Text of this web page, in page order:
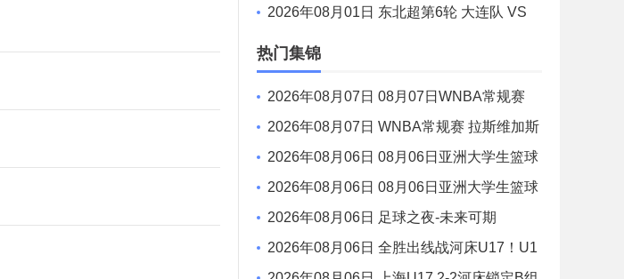
青岛海牛 全场录像
2026年08月01日 东北超第6轮 大连队 VS
鸡西队 全场录像
热门集锦
2026年08月07日 08月07日WNBA常规赛
洛杉矶火花 89 - 82 明尼苏达山猫 全场集锦
2026年08月07日 WNBA常规赛 拉斯维加斯
王牌 86 - 84 印第安纳狂热 全场集锦
2026年08月06日 08月06日亚洲大学生篮球
联赛8强赛 清华大学 85 - 81 菲律宾大学 集锦
2026年08月06日 08月06日亚洲大学生篮球
联赛8强赛 早稻田大学 78 - 71 高丽大学 集锦
2026年08月06日 足球之夜-未来可期
2026年08月06日 全胜出线战河床U17！U1